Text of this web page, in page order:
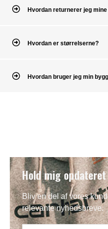
Hvordan returnerer jeg
Hvordan er størrelserne?
Hvordan bruger jeg min
Hold mig opdateret
Bliv en del af vores
relevante nyhedsbreve.